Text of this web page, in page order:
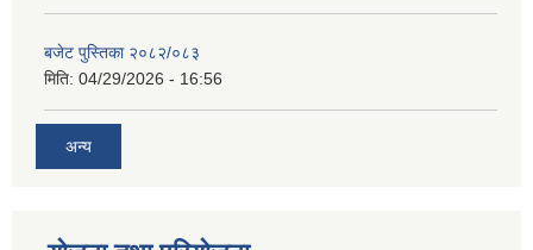
बजेट पुस्तिका २०८२/०८३
मिति: 04/29/2026 - 16:56
अन्य